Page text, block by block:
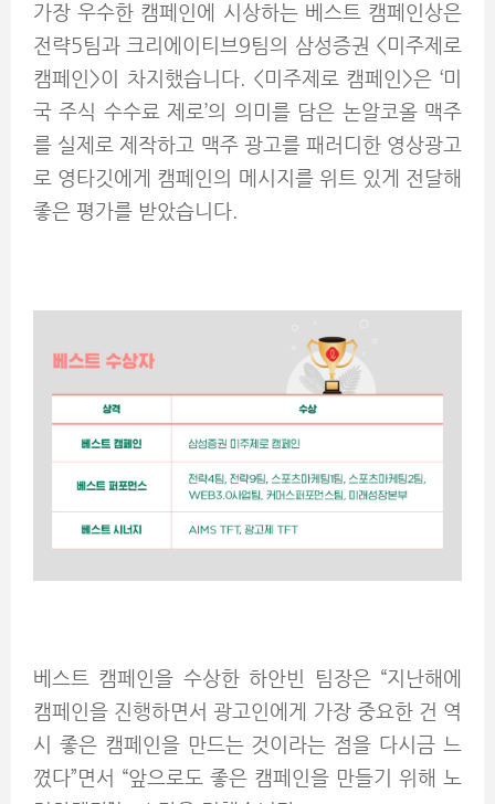
가장 우수한 캠페인에 시상하는 베스트 캠페인상은
전략5팀과 크리에이티브9팀의 삼성증권 <미주제로
캠페인>이 차지했습니다. <미주제로 캠페인>은 ‘미
국 주식 수수료 제로’의 의미를 담은 논알코올 맥주
를 실제로 제작하고 맥주 광고를 패러디한 영상광고
로 영타깃에게 캠페인의 메시지를 위트 있게 전달해
좋은 평가를 받았습니다.
베스트 캠페인을 수상한 하안빈 팀장은 “지난해에
캠페인을 진행하면서 광고인에게 가장 중요한 건 역
시 좋은 캠페인을 만드는 것이라는 점을 다시금 느
꼈다”면서 “앞으로도 좋은 캠페인을 만들기 위해 노